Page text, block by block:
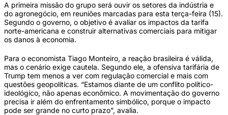
A primeira missão do grupo será ouvir os setores da indústria e
do agronegócio, em reuniões marcadas para esta terça-feira (15).
Segundo o governo, o objetivo é avaliar os impactos da tarifa
norte-americana e construir alternativas comerciais para mitigar
os danos à economia.
Para o economista Tiago Monteiro, a reação brasileira é válida,
mas o cenário exige cautela. Segundo ele, a ofensiva tarifária de
Trump tem menos a ver com regulação comercial e mais com
questões geopolíticas. “Estamos diante de um conflito político-
ideológico, não apenas econômico. A movimentação do governo
precisa ir além do enfrentamento simbólico, porque o impacto
pode ser grande no curto prazo”, avalia.